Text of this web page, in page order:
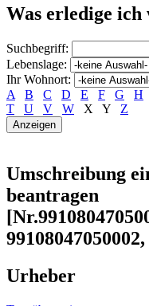
Was erledige ich
Suchbegriff:
Lebenslage:
Ihr Wohnort:
A
B C D E F G H
T
U V W X Y Z
Umschreibung
beantragen
Urheber